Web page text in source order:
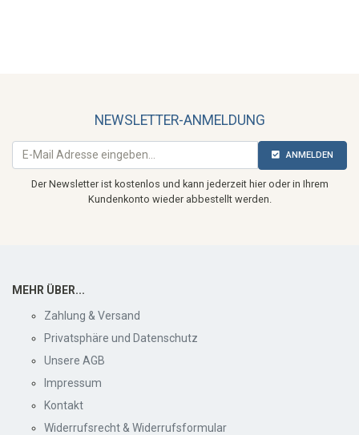
NEWSLETTER-ANMELDUNG
ANMELDEN
Der Newsletter ist kostenlos und kann jederzeit hier oder in Ihrem
Kundenkonto wieder abbestellt werden.
MEHR ÜBER...
Zahlung & Versand
Privatsphäre und Datenschutz
Unsere AGB
Impressum
Kontakt
Widerrufsrecht & Widerrufsformular